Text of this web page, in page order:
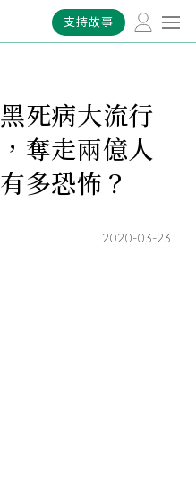
支持故事
死病大流行
奪走兩億人
多恐怖？
2020-03-23